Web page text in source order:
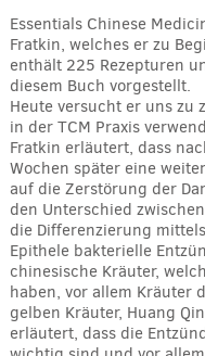
Essentials Chinese
Fratkin, welches er zu
enthält 225 Rezepturen
diesem Buch vorgestellt.
Heute versucht er uns zu
in der TCM Praxis
Fratkin erläutert, dass
Wochen später eine
auf die Zerstörung der
den Unterschied
die Differenzierung
Epithele bakterielle
chinesische Kräuter,
haben, vor allem Kräuter
gelben Kräuter, Huang
erläutert, dass die